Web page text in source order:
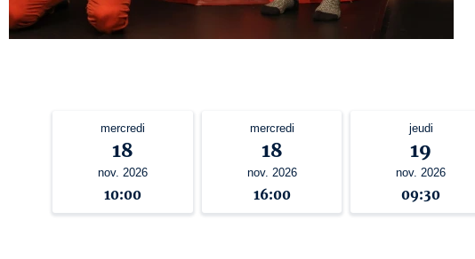
mercredi
18
nov. 2026
10:00
mercredi
18
nov. 2026
16:00
jeudi
19
nov. 2026
09:30